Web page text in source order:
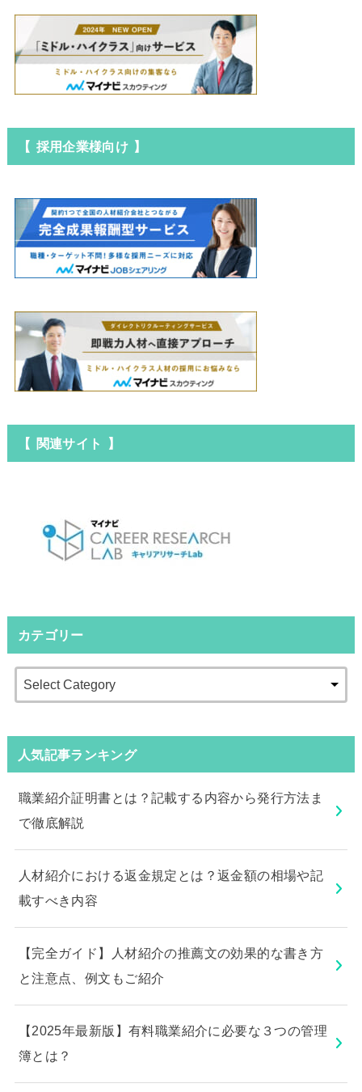
【 採用企業様向け 】
【 関連サイト 】
カテゴリー
人気記事ランキング
職業紹介証明書とは？記載する内容から発行方法ま
で徹底解説
人材紹介における返金規定とは？返金額の相場や記
載すべき内容
【完全ガイド】人材紹介の推薦文の効果的な書き方
と注意点、例文もご紹介
【2025年最新版】有料職業紹介に必要な３つの管理
簿とは？